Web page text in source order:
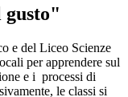
gusto"
e del Liceo Scienze
per apprendere sul
e i processi di
le classi si